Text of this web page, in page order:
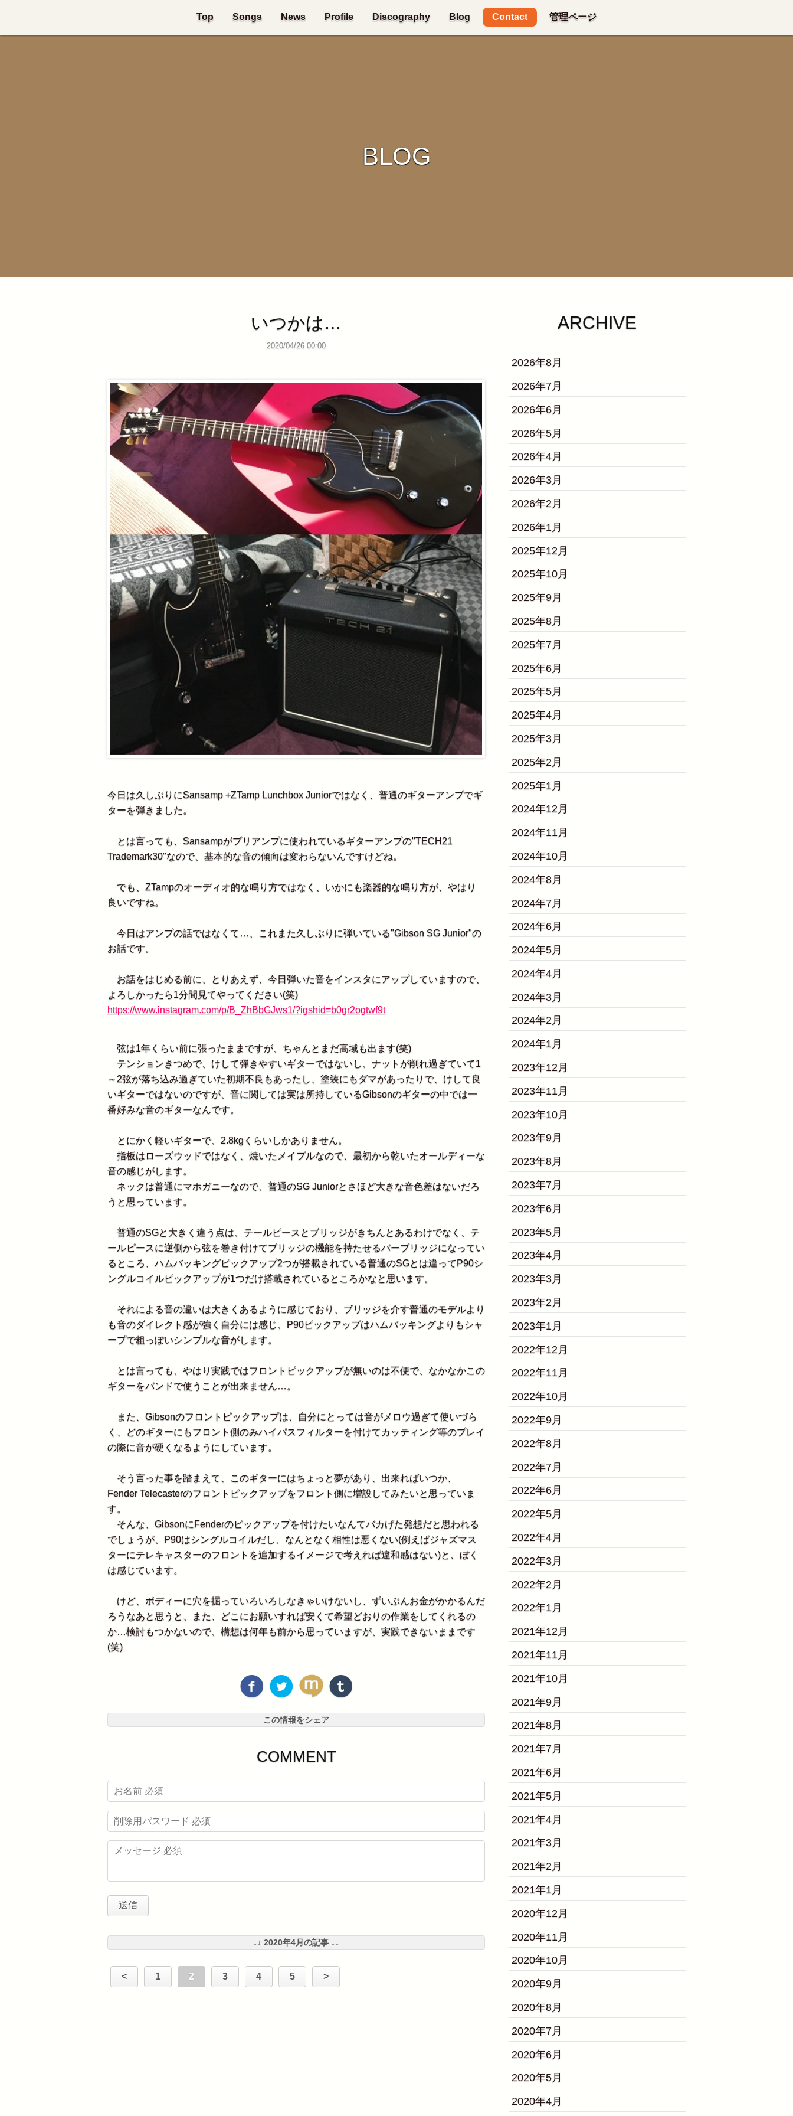
Top Songs News Profile Discography Blog Contact 管理ページ
BLOG
いつかは…
2020/04/26 00:00
今日は久しぶりにSansamp +ZTamp Lunchbox Juniorではなく、普通のギターアンプでギ
ターを弾きました。
とは言っても、Sansampがプリアンプに使われているギターアンプの"TECH21
Trademark30"なので、基本的な音の傾向は変わらないんですけどね。
でも、ZTampのオーディオ的な鳴り方ではなく、いかにも楽器的な鳴り方が、やはり
良いですね。
今日はアンプの話ではなくて…、これまた久しぶりに弾いている"Gibson SG Junior"の
お話です。
お話をはじめる前に、とりあえず、今日弾いた音をインスタにアップしていますので、
よろしかったら1分間見てやってください(笑)
https://www.instagram.com/p/B_ZhBbGJws1/?igshid=b0gr2ogtwf9t
弦は1年くらい前に張ったままですが、ちゃんとまだ高域も出ます(笑)
テンションきつめで、けして弾きやすいギターではないし、ナットが削れ過ぎていて1
～2弦が落ち込み過ぎていた初期不良もあったし、塗装にもダマがあったりで、けして良
いギターではないのですが、音に関しては実は所持しているGibsonのギターの中では一
番好みな音のギターなんです。
とにかく軽いギターで、2.8kgくらいしかありません。
指板はローズウッドではなく、焼いたメイプルなので、最初から乾いたオールディーな
音の感じがします。
ネックは普通にマホガニーなので、普通のSG Juniorとさほど大きな音色差はないだろ
うと思っています。
普通のSGと大きく違う点は、テールピースとブリッジがきちんとあるわけでなく、テ
ールピースに逆側から弦を巻き付けてブリッジの機能を持たせるバーブリッジになってい
るところ、ハムバッキングピックアップ2つが搭載されている普通のSGとは違ってP90シ
ングルコイルピックアップが1つだけ搭載されているところかなと思います。
それによる音の違いは大きくあるように感じており、ブリッジを介す普通のモデルより
も音のダイレクト感が強く自分には感じ、P90ピックアップはハムバッキングよりもシャ
ープで粗っぽいシンプルな音がします。
とは言っても、やはり実践ではフロントピックアップが無いのは不便で、なかなかこの
ギターをバンドで使うことが出来ません…。
また、Gibsonのフロントピックアップは、自分にとっては音がメロウ過ぎて使いづら
く、どのギターにもフロント側のみハイパスフィルターを付けてカッティング等のプレイ
の際に音が硬くなるようにしています。
そう言った事を踏まえて、このギターにはちょっと夢があり、出来ればいつか、
Fender Telecasterのフロントピックアップをフロント側に増設してみたいと思っていま
す。
そんな、GibsonにFenderのピックアップを付けたいなんてバカげた発想だと思われる
でしょうが、P90はシングルコイルだし、なんとなく相性は悪くない(例えばジャズマス
ターにテレキャスターのフロントを追加するイメージで考えれば違和感はない)と、ぼく
は感じています。
けど、ボディーに穴を掘っていろいろしなきゃいけないし、ずいぶんお金がかかるんだ
ろうなあと思うと、また、どこにお願いすれば安くて希望どおりの作業をしてくれるの
か…検討もつかないので、構想は何年も前から思っていますが、実践できないままです
(笑)
この情報をシェア
COMMENT
↓↓ 2020年4月の記事 ↓↓
< 1 2 3 4 5 >
ARCHIVE
2026年8月
2026年7月
2026年6月
2026年5月
2026年4月
2026年3月
2026年2月
2026年1月
2025年12月
2025年10月
2025年9月
2025年8月
2025年7月
2025年6月
2025年5月
2025年4月
2025年3月
2025年2月
2025年1月
2024年12月
2024年11月
2024年10月
2024年8月
2024年7月
2024年6月
2024年5月
2024年4月
2024年3月
2024年2月
2024年1月
2023年12月
2023年11月
2023年10月
2023年9月
2023年8月
2023年7月
2023年6月
2023年5月
2023年4月
2023年3月
2023年2月
2023年1月
2022年12月
2022年11月
2022年10月
2022年9月
2022年8月
2022年7月
2022年6月
2022年5月
2022年4月
2022年3月
2022年2月
2022年1月
2021年12月
2021年11月
2021年10月
2021年9月
2021年8月
2021年7月
2021年6月
2021年5月
2021年4月
2021年3月
2021年2月
2021年1月
2020年12月
2020年11月
2020年10月
2020年9月
2020年8月
2020年7月
2020年6月
2020年5月
2020年4月